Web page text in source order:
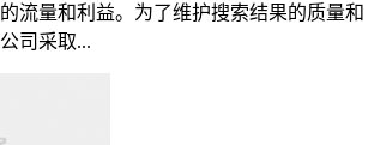
流量和利益。为了维护搜索结果的质量和
司采取...